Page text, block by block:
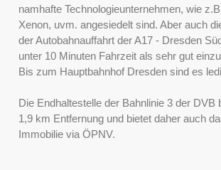
namhafte Technologieunternehmen, wie
Xenon, uvm. angesiedelt sind. Aber auch
der Autobahnauffahrt der A17 - Dresden
unter 10 Minuten Fahrzeit als sehr gut
Bis zum Hauptbahnhof Dresden sind es
Die Endhaltestelle der Bahnlinie 3 der DVB
1,9 km Entfernung und bietet daher auch
Immobilie via ÖPNV.